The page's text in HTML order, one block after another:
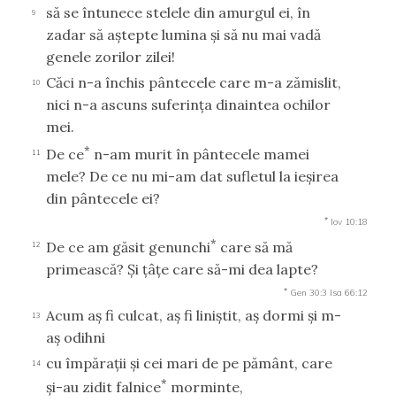
9
să se întunece stelele din amurgul ei, în
zadar să aştepte lumina şi să nu mai vadă
genele zorilor zilei!
10
Căci n-a închis pântecele care m-a zămislit,
nici n-a ascuns suferinţa dinaintea ochilor
mei.
11 De ce* n-am murit în pântecele mamei
mele? De ce nu mi-am dat sufletul la ieşirea
din pântecele ei?
* Iov 10:18
12 De ce am găsit genunchi* care să mă
primească? Şi ţâţe care să-mi dea lapte?
* Gen 30:3 Isa 66:12
13
Acum aş fi culcat, aş fi liniştit, aş dormi şi m-
aş odihni
14
cu împăraţii şi cei mari de pe pământ, care
şi-au zidit falnice* morminte,